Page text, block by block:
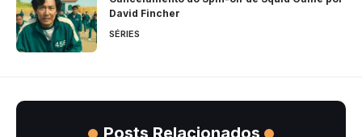
David Fincher
SÉRIES
Posts Relacionados